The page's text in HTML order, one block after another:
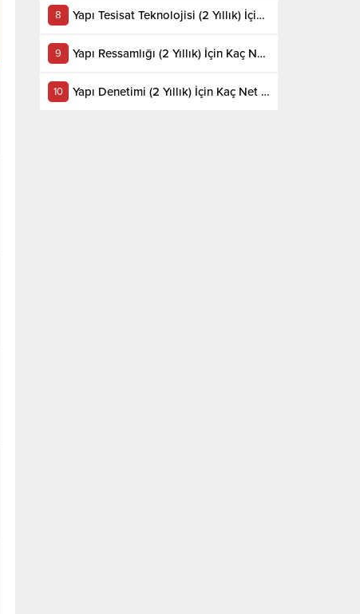
Yapı Tesisat Teknolojisi (2 Yıllık) İçin Kaç Net Gerekir 2022
Yapı Ressamlığı (2 Yıllık) İçin Kaç Net Gerekir 2022
Yapı Denetimi (2 Yıllık) İçin Kaç Net Gerekir 2022